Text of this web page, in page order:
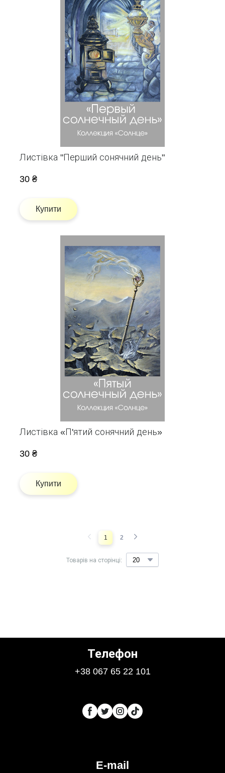
Листівка "Перший сонячний день"
30 ₴
Купити
Листівка «П'ятий сонячний день»
30 ₴
Купити
Товарів на сторінці:
1 2
Телефон
+38 067 65 22 101
E-mail